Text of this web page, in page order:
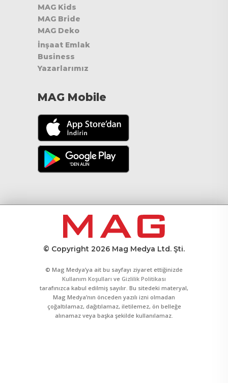
MAG Kids
MAG Bride
MAG Deko
İnşaat Emlak
Business
Yazarlarımız
MAG Mobile
© Copyright 2026 Mag Medya Ltd. Şti.
© Mag Medya’ya ait bu sayfayı ziyaret ettiğinizde
Kullanım Koşulları ve Gizlilik Politikası
tarafınızca kabul edilmiş sayılır. Bu sitedeki materyal,
Mag Medya’nın önceden yazılı izni olmadan
çoğaltılamaz, dağıtılamaz, iletilemez, ön belleğe
alınamaz veya başka şekilde kullanılamaz.